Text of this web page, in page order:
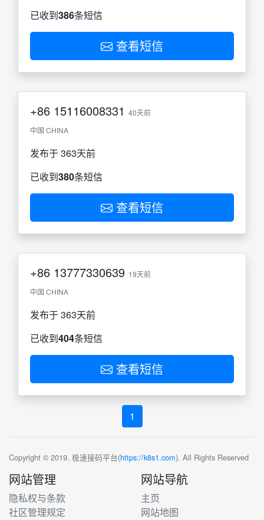
已收到386条短信
查看短信
+86 15116008331 40天前
中国 CHINA
发布于 363天前
已收到380条短信
查看短信
+86 13777330639 19天前
中国 CHINA
发布于 363天前
已收到404条短信
查看短信
1
Copyright © 2019. 极速接码平台(https://k8s1.com). All Rights Reserved
网站管理
隐私权与条款
社区管理规定
网站导航
主页
网站地图